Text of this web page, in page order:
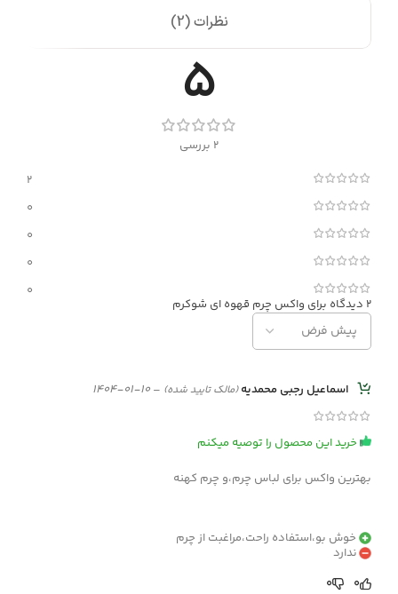
نظرات (2)
5
2 بررسی
2
0
0
0
0
2 دیدگاه برای
واکس چرم قهوه ای شوکرم
اسماعیل رجبی محمدیه(مالک تایید شده) –
10-01-1404
خرید این محصول را توصیه میکنم
بهترین واکس برای لباس چرم،و چرم کهنه
خوش بو،استفاده راحت،مراغبت از چرم
ندارد
0
0